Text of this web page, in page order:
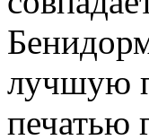
лучшую
печатью